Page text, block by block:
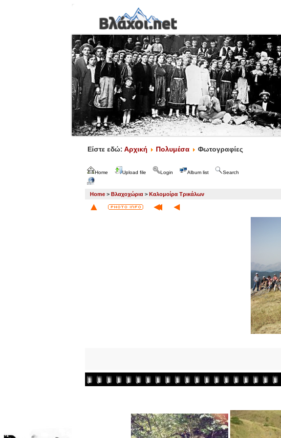
Είστε εδώ: Αρχική Πολυμέσα Φωτογραφίες
Home Upload file Login Album list Search
Home > Βλαχοχώρια > Καλομοίρα Τρικάλων